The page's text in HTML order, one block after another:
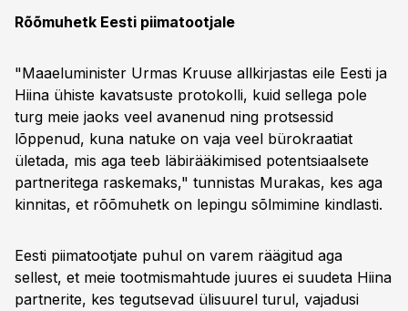
Rõõmuhetk Eesti piimatootjale
"Maaeluminister Urmas Kruuse allkirjastas eile Eesti ja
Hiina ühiste kavatsuste protokolli, kuid sellega pole
turg meie jaoks veel avanenud ning protsessid
lõppenud, kuna natuke on vaja veel bürokraatiat
ületada, mis aga teeb läbirääkimised potentsiaalsete
partneritega raskemaks," tunnistas Murakas, kes aga
kinnitas, et rõõmuhetk on lepingu sõlmimine kindlasti.
Eesti piimatootjate puhul on varem räägitud aga
sellest, et meie tootmismahtude juures ei suudeta Hiina
partnerite, kes tegutsevad ülisuurel turul, vajadusi